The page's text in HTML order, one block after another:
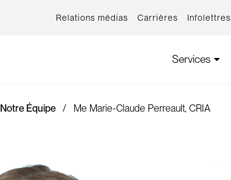
Relations médias Carrières Infolettres
Services
Notre Équipe Me Marie-Claude Perreault, CRIA